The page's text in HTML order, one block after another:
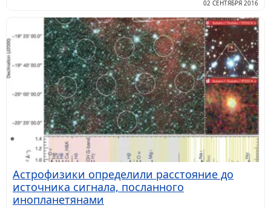
02 СЕНТЯБРЯ 2016
Астрофизики определили расстояние до
источника сигнала, посланного
инопланетянами